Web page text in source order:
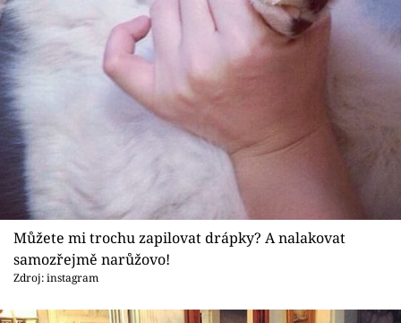
Můžete mi trochu zapilovat drápky? A nalakovat
samozřejmě narůžovo!
Zdroj: instagram